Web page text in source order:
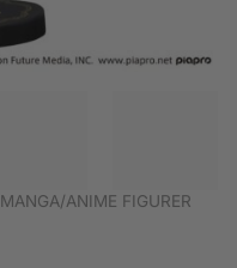
MANGA/ANIME FIGURER